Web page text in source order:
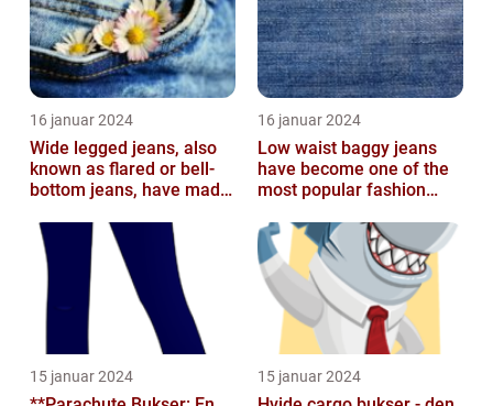
16 januar 2024
Wide legged jeans, also
known as flared or bell-
bottom jeans, have made
fash...
16 januar 2024
Low waist baggy jeans
have become one of the
most popular fashion
15 januar 2024 15 januar 2024